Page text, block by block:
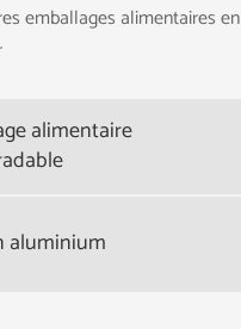
emballages alimentaires en
alimentaire
aluminium